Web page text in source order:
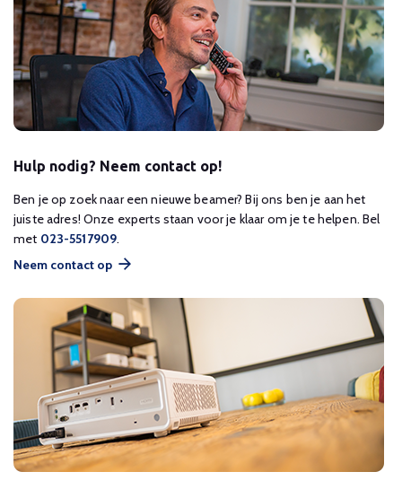
Hulp nodig? Neem contact op!
Ben je op zoek naar een nieuwe beamer? Bij ons ben je aan het
juiste adres! Onze experts staan voor je klaar om je te helpen. Bel
met 023-5517909.
Neem contact op